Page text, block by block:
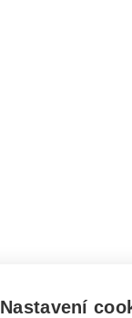
Nastavení